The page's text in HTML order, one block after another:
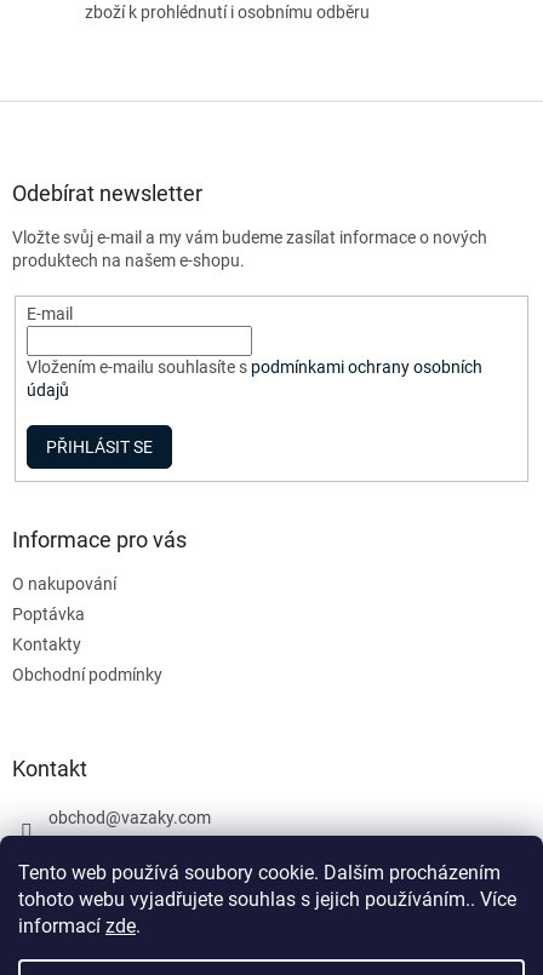
Tento web používá soubory cookie. Dalším procházením
tohoto webu vyjadřujete souhlas s jejich používáním.. Více
informací zde.
zboží k prohlédnutí i osobnímu odběru
Odebírat newsletter
Vložte svůj e-mail a my vám budeme zasílat informace o nových
produktech na našem e-shopu.
E-mail
Vložením e-mailu souhlasíte s podmínkami ochrany osobních
údajů
PŘIHLÁSIT SE
Informace pro vás
O nakupování
Poptávka
Kontakty
Obchodní podmínky
Kontakt
obchod@vazaky.com